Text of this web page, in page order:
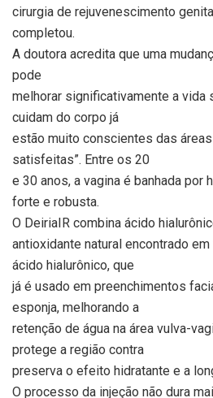
cirurgia de rejuvenescimento
completou.
A doutora acredita que uma
pode
melhorar significativamente a vida
cuidam do corpo já
estão muito conscientes das
satisfeitas”. Entre os 20
e 30 anos, a vagina é banhada por
forte e robusta.
O DeiriaIR combina ácido
antioxidante natural encontrado
ácido hialurônico, que
já é usado em preenchimentos
esponja, melhorando a
retenção de água na área vulva-
protege a região contra
preserva o efeito hidratante e a
O processo da injeção não dura